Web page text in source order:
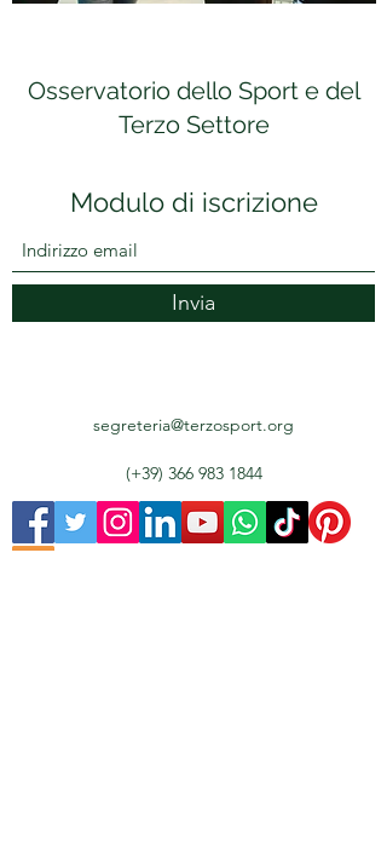
Osservatorio dello Sport e del
Terzo Settore
Modulo di iscrizione
Invia
segreteria@terzosport.org
(+39) 366 983 1844